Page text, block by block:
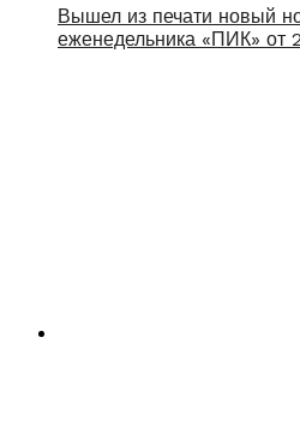
Вышел из печати новый
еженедельника «ПИК» от